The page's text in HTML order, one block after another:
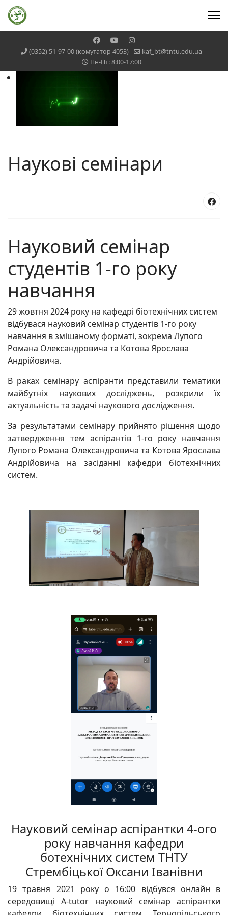
(0352) 51-97-00 (комутатор 4053)
kaf_bt@tntu.edu.ua
Пн-Пт: 8:00-17:00
Наукові семінари
Науковий семінар
студентів 1-го року
навчання
29 жовтня 2024 року на кафедрі біотехнічних систем
відбувася науковий семінар студентів 1-го року
навчання в змішаному форматі, зокрема Лупого
Романа Олександровича та Котова Ярослава
Андрійовича.
В раках семінару аспіранти представили тематики
майбутніх наукових досліджень, розкрили їх
актуальність та задачі наукового дослідження.
За результатами семінару прийнято рішення щодо
затвердження тем аспірантів 1-го року навчання
Лупого Романа Олександровича та Котова Ярослава
Андрійовича на засіданні кафедри біотехнічних
систем.
Науковий семінар аспірантки 4-ого
року навчання кафедри
ботехнічних систем ТНТУ
Стрембіцької Оксани Іванівни
19 травня 2021 року о 16:00 відбувся онлайн в
середовищі A-tutor науковий семінар аспірантки